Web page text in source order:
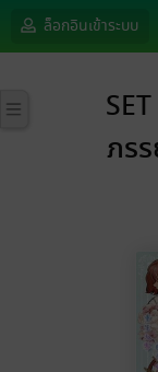
ล็อกอินเข้าระบบ
ภร